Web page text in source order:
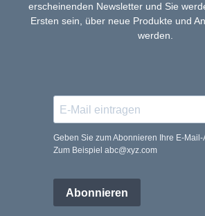
erscheinenden Newsletter und Sie
Ersten sein, über neue Produkte und
werden.
Geben Sie zum Abonnieren Ihre E-
Zum Beispiel abc@xyz.com
Abonnieren